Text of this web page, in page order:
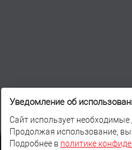
Уведомление об
Сайт использует необходимые
Продолжая использование, вы
Подробнее в политике